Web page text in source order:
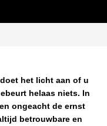
het licht aan of u
helaas niets. In
ongeacht de ernst
betrouwbare en